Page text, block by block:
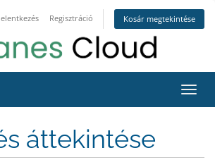
Regisztráció Kosár megtekintése
a
áttekintése